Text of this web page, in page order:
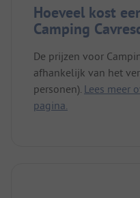
Hoeveel kost
Camping
De prijzen voor
afhankelijk van het
personen). Lees meer
pagina.